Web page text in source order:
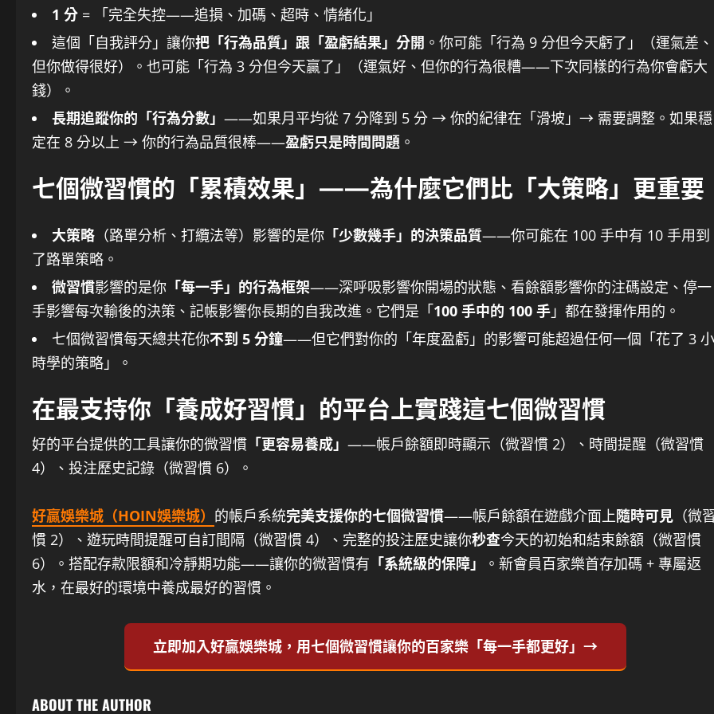
1 分 = 「完全失控——追損、加碼、超時、情緒化」
這個「自我評分」讓你把「行為品質」跟「盈虧結果」分開 。你可能「行為 9 分但今天虧了」（運氣差、
但你做得很好）。也可能「行為 3 分但今天贏了」（運氣好、但你的行為很糟——下次同樣的行為你會虧大
錢）。
長期追蹤你的「行為分數」 ——如果月平均從 7 分降到 5 分 → 你的紀律在「滑坡」→ 需要調整。如果穩
定在 8 分以上 → 你的行為品質很棒——盈虧只是時間問題 。
七個微習慣的「累積效果」——為什麼它們比「大策略」更重要
大策略 （路單分析、打纜法等）影響的是你 「少數幾手」的決策品質——你可能在 100 手中有 10 手用到
了路單策略。
微習慣影響的是你 「每一手」的行為框架——深呼吸影響你開場的狀態、看餘額影響你的注碼設定、停一
手影響每次輸後的決策、記帳影響你長期的自我改進。它們是「100 手中的 100 手 」都在發揮作用的。
七個微習慣每天總共花你不到 5 分鐘——但它們對你的「年度盈虧」的影響可能超過任何一個「花了 3 小
時學的策略」。
在最支持你「養成好習慣」的平台上實踐這七個微習慣
好的平台提供的工具讓你的微習慣 「更容易養成」 ——帳戶餘額即時顯示（微習慣 2）、時間提醒（微習慣
4）、投注歷史記錄（微習慣 6）。
好贏娛樂城（HOIN娛樂城） 的帳戶系統完美支援你的七個微習慣——帳戶餘額在遊戲介面上隨時可見 （微
慣 2）、遊玩時間提醒可自訂間隔（微習慣 4）、完整的投注歷史讓你秒查今天的初始和結束餘額（微習慣
6）。搭配存款限額和冷靜期功能——讓你的微習慣有 「系統級的保障」
。新會員百家樂首存加碼 + 專屬返
水，在最好的環境中養成最好的習慣。
立即加入好贏娛樂城，用七個微習慣讓你的百家樂「每一手都更好」→
ABOUT THE AUTHOR